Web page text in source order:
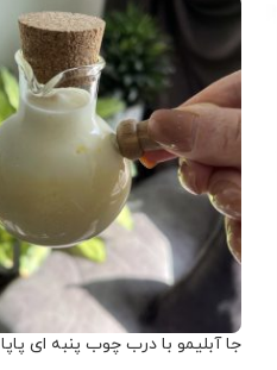
جا آبلیمو با درب چوب پنبه ای پاپا